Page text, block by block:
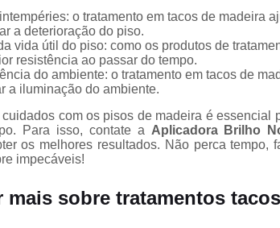
Reforma de
decks de
madeira
Restauração
Restaurações
de pisos de
para pisos de
o tratamento em tacos de madeira
a deterioração do piso.
vida útil do piso: como os produtos de
resistência ao passar do tempo.
do ambiente: o tratamento em tacos de
a iluminação do ambiente.
com os pisos de madeira é
Para isso, contate a Aplicadora Brilho
os melhores resultados. Não perca tempo,
impecáveis!
mais sobre tratamentos